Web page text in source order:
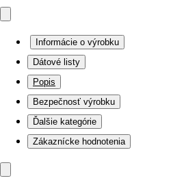
Informácie o výrobku
Dátové listy
Popis
Bezpečnosť výrobku
Ďalšie kategórie
Zákaznícke hodnotenia